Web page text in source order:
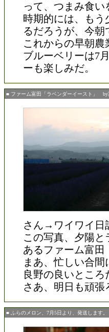
って、つまみ食い
時期的には、も
るだろうが、今朝
これからの早朝
ブルーベリーは7
ーも楽しみだ。
■ ファーム富田「ラベンダーイースト」 by
さん→ワイワイ日
この写真、夕陽
あるファーム富田
まあ、忙しい合
良野の良いところ
さあ、明日も頑張
■ ふらのメロン、7月5日より、発送します